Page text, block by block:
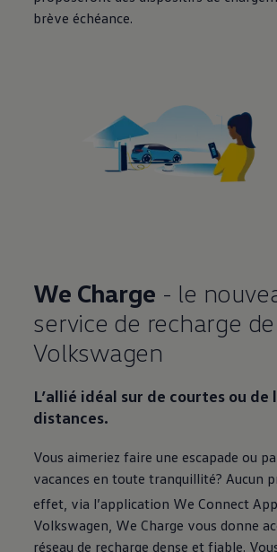
brève échéance.
We Charge - le
service de recharge de
Volkswagen
L’allié idéal sur de courtes ou de
distances.
Vous aimeriez faire une escapade ou
vacances en toute tranquillité? Aucun
effet, via l’application We Connect App
Volkswagen , We Charge vous donne
réseau de recharge dense et fiable.